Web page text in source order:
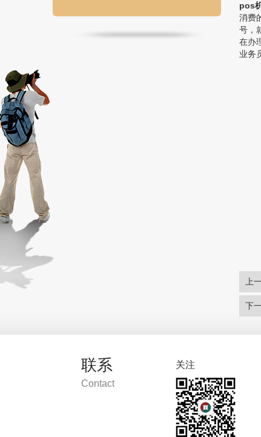
pos
消费
号，
在办
业务
上
下
联系
Contact
关注